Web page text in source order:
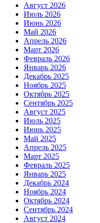
Август 2026
Июль 2026
Июнь 2026
Май 2026
Апрель 2026
Март 2026
Февраль 2026
Январь 2026
Декабрь 2025
Ноябрь 2025
Октябрь 2025
Сентябрь 2025
Август 2025
Июль 2025
Июнь 2025
Май 2025
Апрель 2025
Март 2025
Февраль 2025
Январь 2025
Декабрь 2024
Ноябрь 2024
Октябрь 2024
Сентябрь 2024
Август 2024